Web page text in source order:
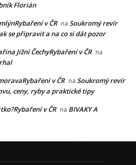
Florián
v ČR na Soukromý revír
se připravit a na co si dát pozor
Jižní ČechyRybaření v ČR na
v ČR na Soukromý revír
ceny, ryby a praktické tipy
v ČR na BIVAKY A